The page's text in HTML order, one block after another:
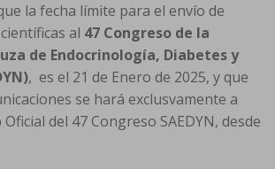
la fecha límite para el envío de
al 47 Congreso de la
de Endocrinología, Diabetes y
, es el 21 de Enero de 2025, y que
se hará exclusvamente a
del 47 Congreso SAEDYN, desde